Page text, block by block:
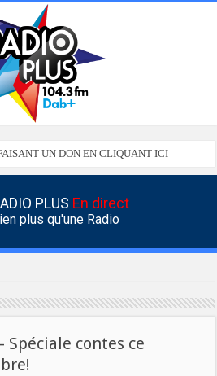
UN DON EN CLIQUANT ICI
PLUS En direct
plus qu'une Radio
Spéciale contes ce